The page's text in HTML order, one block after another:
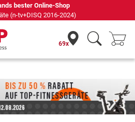
Ihr Experte für Heimfitness
69x